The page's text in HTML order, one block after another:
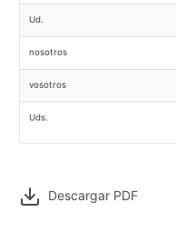
Ud.
nosotros
vosotros
Uds.
Descargar PDF